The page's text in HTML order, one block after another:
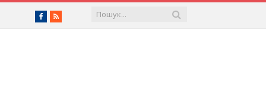
Facebook
RSS